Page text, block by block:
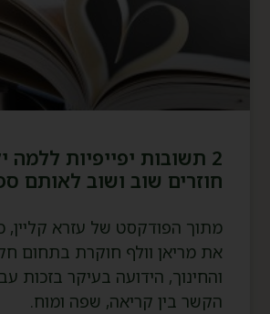
2 תשובות יפייפיות ללמה
חוזרים שוב ושוב לאותם
מתוך הפודקסט של עזרא קליין,
את מריאן וולף חוקרת בתחום חקר
והחינוך, הידועה בעיקר בזכות
הקשר בין קריאה, שפה ומוח.